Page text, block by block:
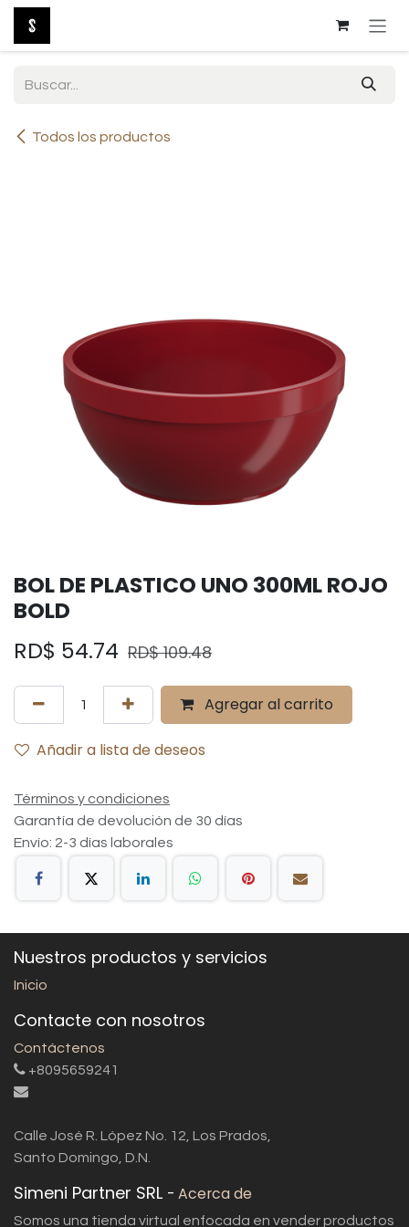
Ir al contenido
Todos los productos
BOL DE PLASTICO UNO 300ML ROJO
BOLD
RD$ 54.74 RD$109.48
Agregar al carrito
Añadir a lista de deseos
Términos y condiciones
Garantía de devolución de 30 días
Envío: 2-3 días laborales
Nuestros productos y servicios
Inicio
Contacte con nosotros
Contáctenos
+8095659241
Calle José R. López No. 12, Los Prados,
Santo Domingo, D.N.
Simeni Partner SRL - Acerca de
Somos una tienda virtual enfocada en vender productos